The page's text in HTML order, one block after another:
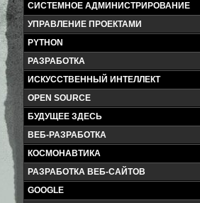
СИСТЕМНОЕ АДМИНИСТРИРОВАНИЕ
УПРАВЛЕНИЕ ПРОЕКТАМИ
PYTHON
РАЗРАБОТКА
ИСКУССТВЕННЫЙ ИНТЕЛЛЕКТ
OPEN SOURCE
БУДУЩЕЕ ЗДЕСЬ
ВЕБ-РАЗРАБОТКА
КОСМОНАВТИКА
РАЗРАБОТКА ВЕБ-САЙТОВ
GOOGLE